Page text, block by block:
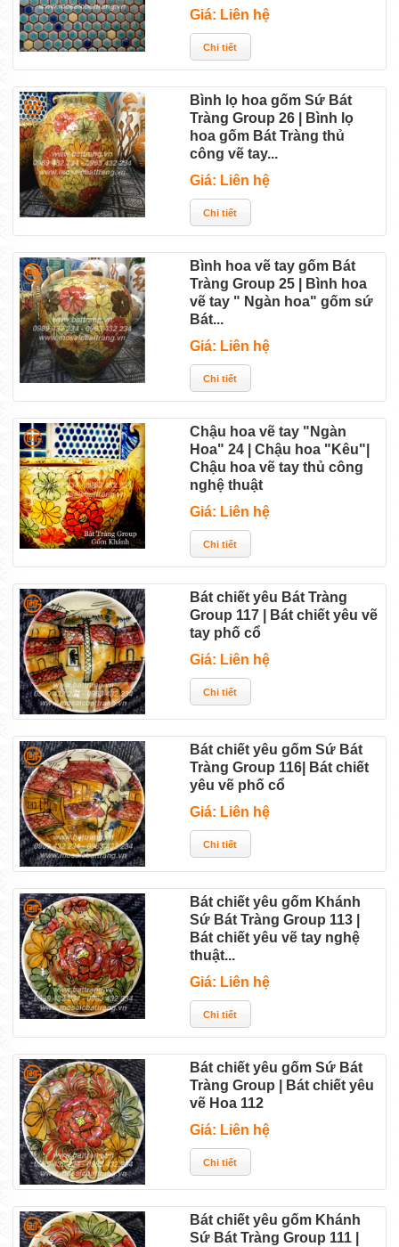
Giá: Liên hệ
Bình lọ hoa gốm Sứ Bát
Tràng Group 26 | Bình lọ
hoa gốm Bát Tràng thủ
công vẽ tay...
Giá: Liên hệ
Bình hoa vẽ tay gốm Bát
Tràng Group 25 | Bình hoa
vẽ tay " Ngàn hoa" gốm sứ
Bát...
Giá: Liên hệ
Chậu hoa vẽ tay "Ngàn
Hoa" 24 | Chậu hoa "Kêu"|
Chậu hoa vẽ tay thủ công
nghệ thuật
Giá: Liên hệ
Bát chiết yêu Bát Tràng
Group 117 | Bát chiết yêu vẽ
tay phố cổ
Giá: Liên hệ
Bát chiết yêu gốm Sứ Bát
Tràng Group 116| Bát chiết
yêu vẽ phố cổ
Giá: Liên hệ
Bát chiết yêu gốm Khánh
Sứ Bát Tràng Group 113 |
Bát chiết yêu vẽ tay nghệ
thuật...
Giá: Liên hệ
Bát chiết yêu gốm Sứ Bát
Tràng Group | Bát chiết yêu
vẽ Hoa 112
Giá: Liên hệ
Bát chiết yêu gốm Khánh
Sứ Bát Tràng Group 111 |